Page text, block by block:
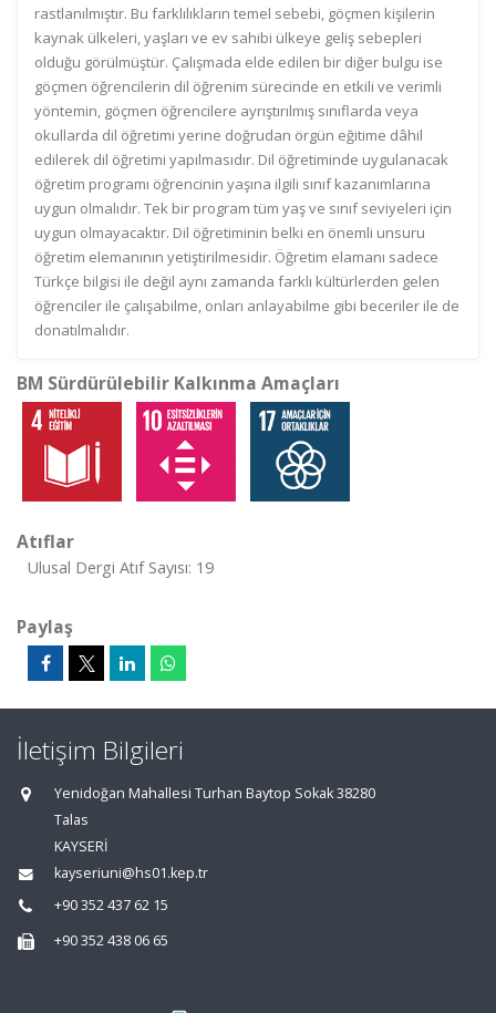
rastlanılmıştır. Bu farklılıkların temel sebebi, göçmen kişilerin
kaynak ülkeleri, yaşları ve ev sahibi ülkeye geliş sebepleri
olduğu görülmüştür. Çalışmada elde edilen bir diğer bulgu ise
göçmen öğrencilerin dil öğrenim sürecinde en etkili ve verimli
yöntemin, göçmen öğrencilere ayrıştırılmış sınıflarda veya
okullarda dil öğretimi yerine doğrudan örgün eğitime dâhil
edilerek dil öğretimi yapılmasıdır. Dil öğretiminde uygulanacak
öğretim programı öğrencinin yaşına ilgili sınıf kazanımlarına
uygun olmalıdır. Tek bir program tüm yaş ve sınıf seviyeleri için
uygun olmayacaktır. Dil öğretiminin belki en önemli unsuru
öğretim elemanının yetiştirilmesidir. Öğretim elamanı sadece
Türkçe bilgisi ile değil aynı zamanda farklı kültürlerden gelen
öğrenciler ile çalışabilme, onları anlayabilme gibi beceriler ile de
donatılmalıdır.
BM Sürdürülebilir Kalkınma Amaçları
Atıflar
Ulusal Dergi Atıf Sayısı: 19
Paylaş
İletişim Bilgileri
Yenidoğan Mahallesi Turhan Baytop Sokak 38280
Talas
KAYSERİ
kayseriuni@hs01.kep.tr
+90 352 437 62 15
+90 352 438 06 65